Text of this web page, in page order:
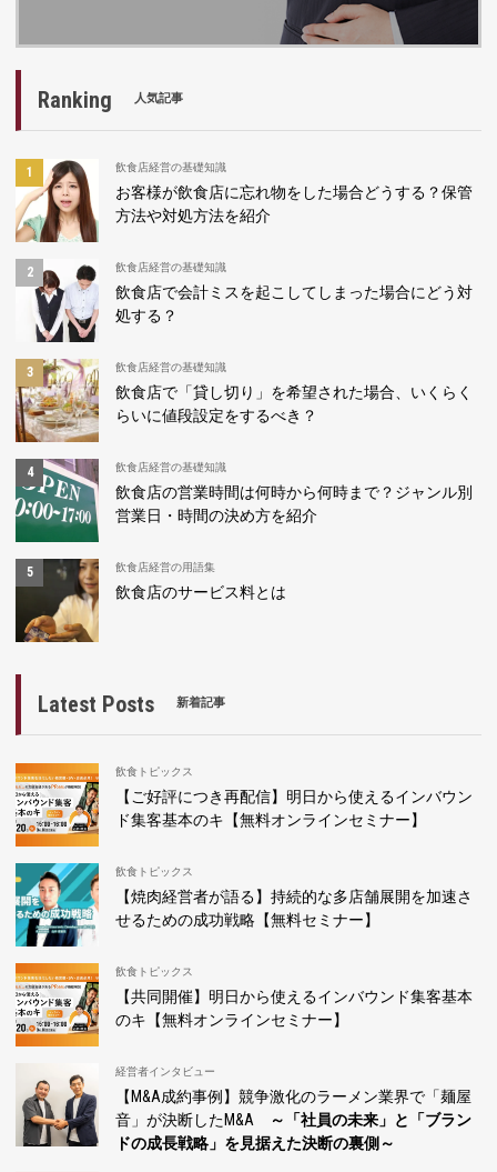
Ranking 人気記事
飲食店経営の基礎知識
お客様が飲食店に忘れ物をした場合どうする？保管
方法や対処方法を紹介
飲食店経営の基礎知識
飲食店で会計ミスを起こしてしまった場合にどう対
処する？
飲食店経営の基礎知識
飲食店で「貸し切り」を希望された場合、いくらく
らいに値段設定をするべき？
飲食店経営の基礎知識
飲食店の営業時間は何時から何時まで？ジャンル別
営業日・時間の決め方を紹介
飲食店経営の用語集
飲食店のサービス料とは
Latest Posts 新着記事
飲食トピックス
【ご好評につき再配信】明日から使えるインバウン
ド集客基本のキ【無料オンラインセミナー】
飲食トピックス
【焼肉経営者が語る】持続的な多店舗展開を加速さ
せるための成功戦略【無料セミナー】
飲食トピックス
【共同開催】明日から使えるインバウンド集客基本
のキ【無料オンラインセミナー】
経営者インタビュー
【M&A成約事例】競争激化のラーメン業界で「麺屋
音」が決断したM&A
～「社員の未来」と「ブラン
ドの成長戦略」を見据えた決断の裏側～